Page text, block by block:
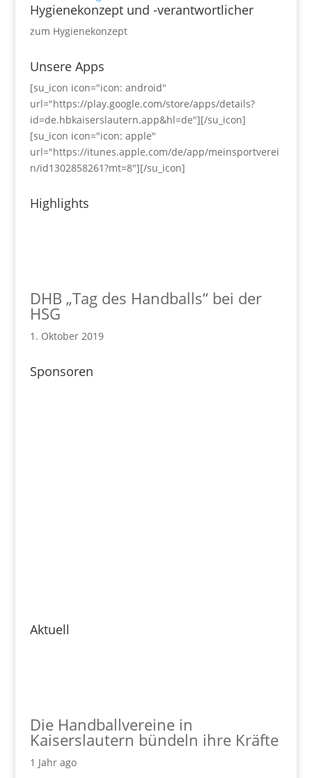
Hygienekonzept und -verantwortlicher
zum Hygienekonzept
Unsere Apps
[su_icon icon="icon: android"
url="https://play.google.com/store/apps/details?
id=de.hbkaiserslautern.app&hl=de"][/su_icon]
[su_icon icon="icon: apple"
url="https://itunes.apple.com/de/app/meinsportverei
n/id1302858261?mt=8"][/su_icon]
Highlights
DHB „Tag des Handballs“ bei der
HSG
1. Oktober 2019
Sponsoren
Aktuell
Die Handballvereine in
Kaiserslautern bündeln ihre Kräfte
1 Jahr ago